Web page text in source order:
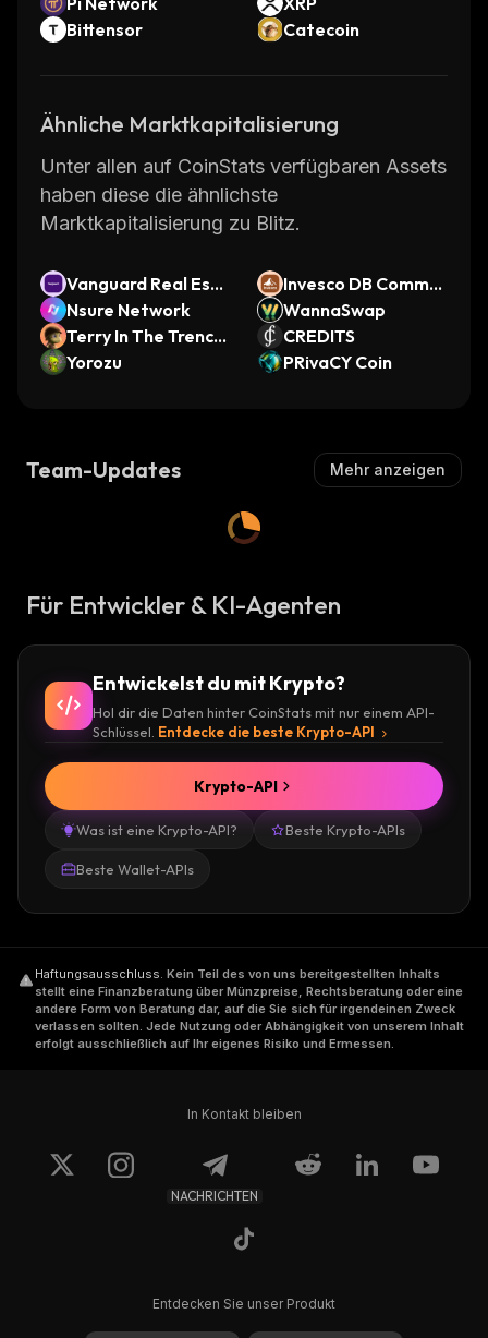
Bittensor
Catecoin
Ähnliche Marktkapitalisierung
Unter allen auf CoinStats verfügbaren Assets
haben diese die ähnlichste
Marktkapitalisierung zu Blitz.
Vanguard Real Esta
te ETF (Ondo Toke
nized)
Invesco DB Commo
dity Index Tracking
Fund (Ondo Tokeniz
ed ETF)
Nsure Network
WannaSwap
Terry In The Trench
es
CREDITS
Yorozu
PRivaCY Coin
Team-Updates Mehr anzeigen
Für Entwickler & KI-Agenten
Entwickelst du mit Krypto?
Hol dir die Daten hinter CoinStats mit nur einem API-
Schlüssel. Entdecke die beste Krypto-API
Was ist eine Krypto-API? Beste Krypto-APIs
Beste Wallet-APIs
Krypto-API
Haftungsausschluss. Kein Teil des von uns bereitgestellten Inhalts
stellt eine Finanzberatung über Münzpreise, Rechtsberatung oder eine
andere Form von Beratung dar, auf die Sie sich für irgendeinen Zweck
verlassen sollten. Jede Nutzung oder Abhängigkeit von unserem Inhalt
erfolgt ausschließlich auf Ihr eigenes Risiko und Ermessen.
In Kontakt bleiben
NACHRICHTEN
Entdecken Sie unser Produkt